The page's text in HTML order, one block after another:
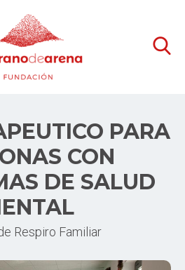
PARA
CON
DE SALUD
Respiro Familiar